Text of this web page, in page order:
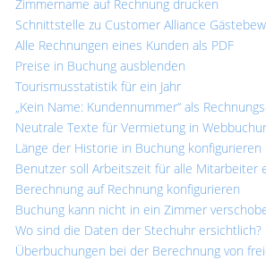
Zimmername auf Rechnung drucken
Schnittstelle zu Customer Alliance
Alle Rechnungen eines Kunden als PDF
Preise in Buchung ausblenden
Tourismusstatistik für ein Jahr
„Kein Name: Kundennummer“ als
Neutrale Texte für Vermietung in
Länge der Historie in Buchung konfigurieren
Benutzer soll Arbeitszeit für alle Mitarbeiter
Berechnung auf Rechnung konfigurieren
Buchung kann nicht in ein Zimmer
Wo sind die Daten der Stechuhr ersichtlich?
Überbuchungen bei der Berechnung von